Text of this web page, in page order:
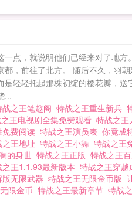
点，就说明他们已经来对了地
，前往了北方。 随后不久，
轻轻托起那株初绽的樱花瓣，
...
战之王笔趣阁 特战之王重生新兵
王电视剧全集免费观看 特战之王
费阅读 特战之王演员表 你竟成
王地址 特战之王小舞 特战之王
的身世 特战之王正版 特战之王
之王1.1.93最新版本 特战之王穿越
无限武器 特战之王无限金币版
限金币 特战之王最新章节 特战